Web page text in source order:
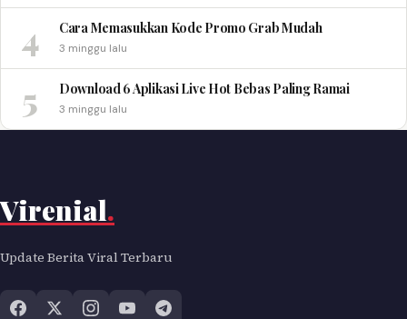
4 Cara Memasukkan Kode Promo Grab Mudah
3 minggu lalu
5 Download 6 Aplikasi Live Hot Bebas Paling Ramai
3 minggu lalu
Virenial.
Update Berita Viral Terbaru